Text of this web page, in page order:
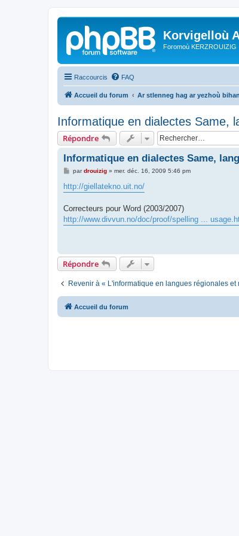
Korvigelloù
Foromoù KERZROUIZIG
Raccourcis FAQ
Accueil du forum Ar stlenneg hag ar yezhoù
Informatique en dialectes Same,
Répondre
Informatique en dialectes Same,
M
s
s
g
e
pardrouizig» mer. déc. 16, 2009 5:46 pm
http://giellatekno.uit.no/
Correcteurs pour Word (2003/2007)
http://www.divvun.no/doc/proof/spelling ...
Répondre
Revenir à « L'informatique en langues régionales et
Accueil du forum